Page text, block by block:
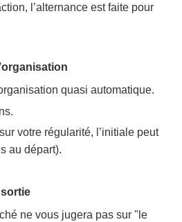
l’alternance est faite pour
quasi automatique.
votre régularité, l’initiale peut
au départ).
ne vous jugera pas sur "le